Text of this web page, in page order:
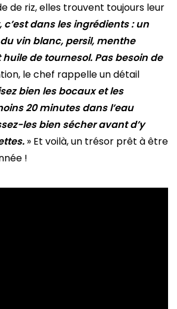
de riz, elles trouvent toujours leur
c’est dans les ingrédients : un
vin blanc, persil, menthe
de tournesol. Pas besoin de
le chef rappelle un détail
bien les bocaux et les
20 minutes dans l’eau
les bien sécher avant d’y
» Et voilà, un trésor prêt à être
!